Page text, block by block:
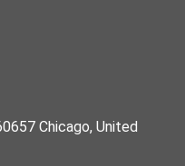
Chicago, United